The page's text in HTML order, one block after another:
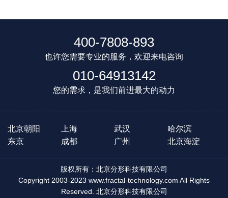
400-7808-893
也许您需要专业的服务，欢迎来电咨询
010-64913142
您的需求，是我们前进最大的动力
北京朝阳 上海 武汉
哈尔滨
东京
成都 广州 北京海淀
版权所有：北京分形科技有限公司
Copyright 2003-2023 www.fractal-technology.com All Rights
Reserved. 北京分形科技有限公司